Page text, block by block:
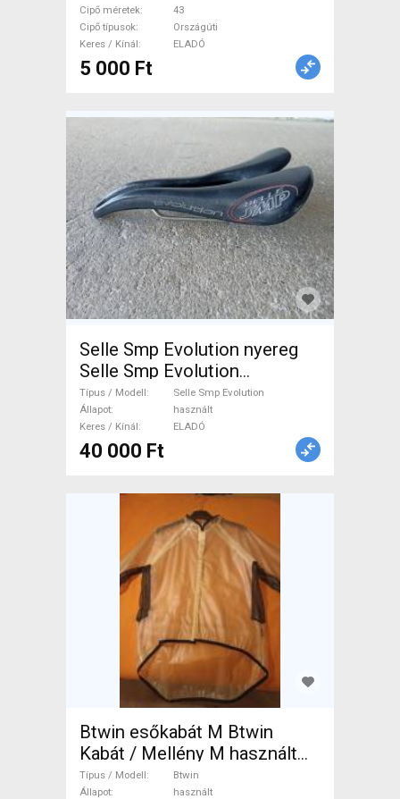
Cipő méretek
43
Cipő típusok
Országúti
Keres / Kínál
ELADÓ
5 000 Ft
Selle Smp Evolution nyereg
Selle Smp Evolution
Országúti / Gravel / Triatlon
Alkatrész, Országúti Nyereg /
Nyeregcső használt ELADÓ
Típus / Modell
Selle Smp Evolution
Állapot
használt
Keres / Kínál
ELADÓ
40 000 Ft
Btwin esőkabát M Btwin
Kabát / Mellény M használt
férfi/unisex ELADÓ
Típus / Modell
Btwin
Állapot
használt